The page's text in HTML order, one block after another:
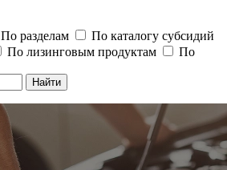
По разделам
По каталогу субсидий
По лизинговым продуктам
По
Найти